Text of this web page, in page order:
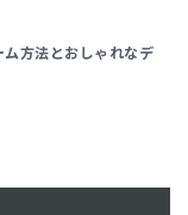
方法とおしゃれなデ